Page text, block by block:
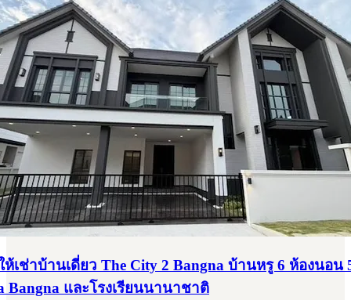
ห้เช่าบ้านเดี่ยว The City 2 Bangna บ้านหรู 6 ห้องนอน
Bangna และโรงเรียนนานาชาติ